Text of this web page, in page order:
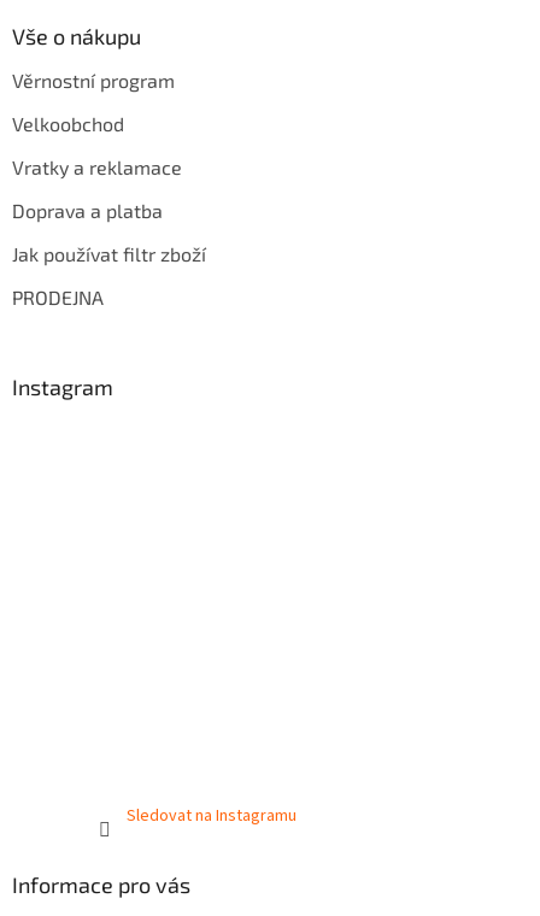
Vše o nákupu
Věrnostní program
Velkoobchod
Vratky a reklamace
Doprava a platba
Jak používat filtr zboží
PRODEJNA
Instagram
Sledovat na Instagramu
Informace pro vás